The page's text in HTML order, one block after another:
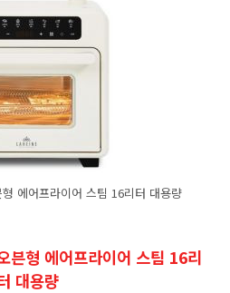
에어프라이어 스팀 16리터 대용량
븐형 에어프라이어 스팀 16리
대용량